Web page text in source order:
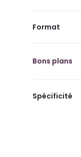
Format
Bons plans
Spécificité